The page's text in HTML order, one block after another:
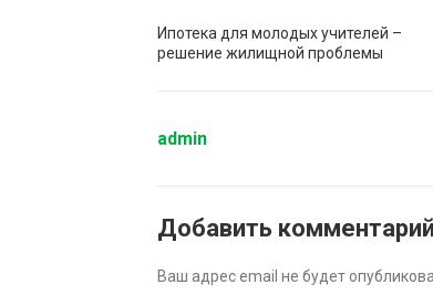
Ипотека для молодых учителей –
решение жилищной проблемы
admin
Добавить комментарий
Ваш адрес email не будет